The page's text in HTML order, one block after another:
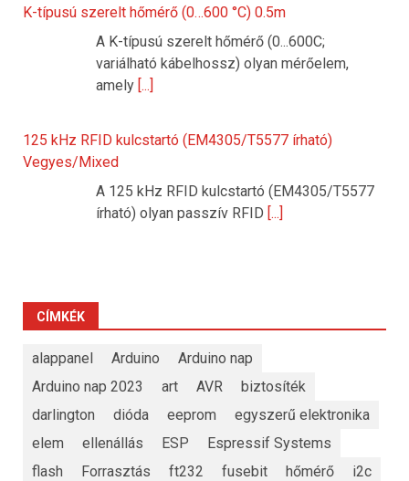
K-típusú szerelt hőmérő (0…600 °C) 0.5m
A K-típusú szerelt hőmérő (0...600C;
variálható kábelhossz) olyan mérőelem,
amely [...]
125 kHz RFID kulcstartó (EM4305/T5577 írható)
Vegyes/Mixed
A 125 kHz RFID kulcstartó (EM4305/T5577
írható) olyan passzív RFID [...]
CÍMKÉK
alappanel Arduino
Arduino nap
Arduino nap 2023
art AVR
biztosíték
darlington
dióda eeprom
egyszerű elektronika
elem
ellenállás ESP
Espressif Systems
flash
Forrasztás ft232 fusebit hőmérő
i2c